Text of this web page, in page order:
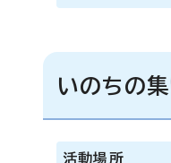
いのちの
活動場所